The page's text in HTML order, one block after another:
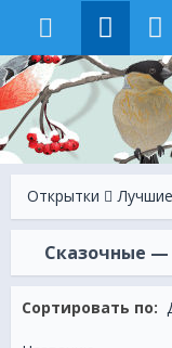
Открытки
Сказочные —
Сортировать по: